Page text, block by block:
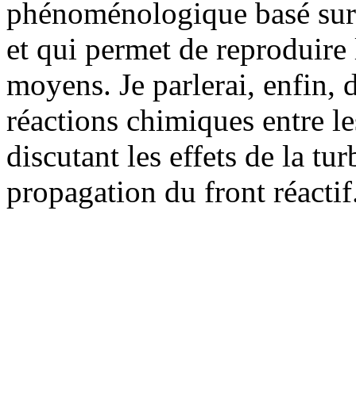
phénoménologique basé
et qui permet de
moyens. Je parlerai, enfin,
réactions chimiques entre
discutant les effets de la
propagation du front